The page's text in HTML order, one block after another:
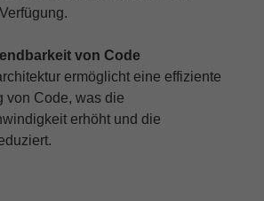
von Code
ermöglicht eine effiziente
von Code, was die
erhöht und die